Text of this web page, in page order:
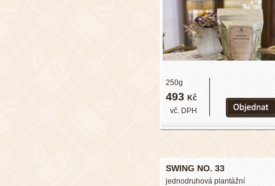
250g
493 Kč
vč. DPH
SWING NO. 33
jednodruhová plantážní